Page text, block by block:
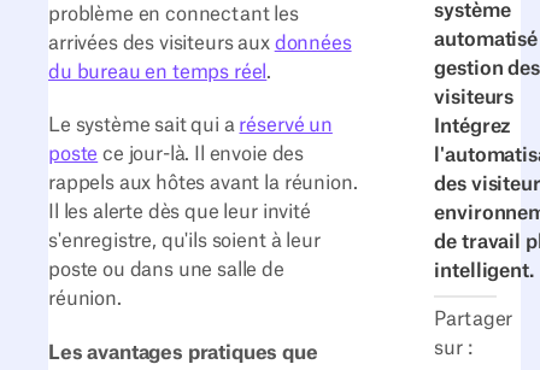
système
automatisé
gestion des
visiteurs
Intégrez
des
de travail
intelligent.
Partager
sur :
problème en connectant les
arrivées des visiteurs aux données
du bureau en temps réel .
Le système sait qui a réservé un
poste ce jour-là. Il envoie des
rappels aux hôtes avant la réunion.
Il les alerte dès que leur invité
s'enregistre, qu'ils soient à leur
poste ou dans une salle de
réunion.
Les avantages pratiques que